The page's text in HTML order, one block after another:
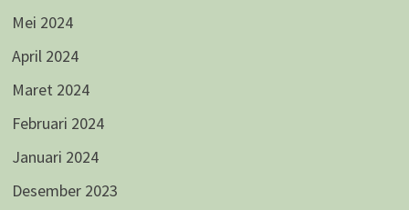
Mei 2024
April 2024
Maret 2024
Februari 2024
Januari 2024
Desember 2023